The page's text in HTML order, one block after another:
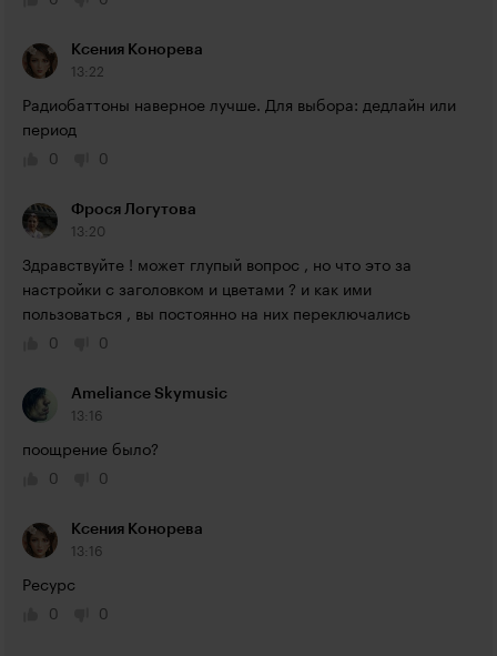
Ксения Конорева
13:22
Радиобаттоны наверное лучше. Для выбора: дедлайн или
период
0
0
Фрося Логутова
13:20
Здравствуйте ! может глупый вопрос , но что это за
настройки с заголовком и цветами ? и как ими
пользоваться , вы постоянно на них переключались
0
0
Ameliance Skymusic
13:16
поощрение было?
0
0
Ксения Конорева
13:16
Ресурс
0
0